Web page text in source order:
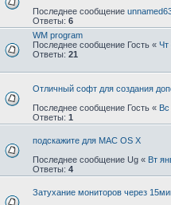
Последнее сообщение
Ответы: 6
WM program
Последнее сообщение Гость « Чт
Ответы: 21
Отличный софт для создания
Последнее сообщение Гость « Вс
Ответы: 1
подскажите для MAC OS X
Последнее сообщение Ug « Вт
Ответы: 4
Затухание мониторов через